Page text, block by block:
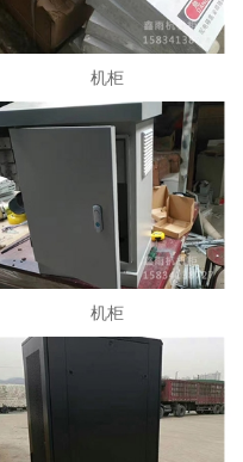
机柜
机柜